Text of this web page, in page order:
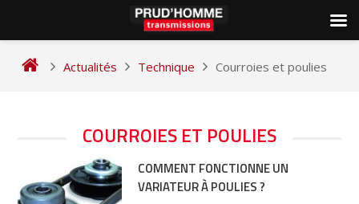
Actualités Technique Courroies et poulies
COURROIES ET POULIES
COMMENT FONCTIONNE UN
VARIATEUR À POULIES ?
NAVIGATION
ARTICLES